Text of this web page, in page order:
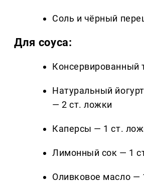
Соль и чёрный
Для соуса:
Консервированный
Натуральный
— 2 ст. ложки
Каперсы — 1 ст.
Лимонный сок — 1
Оливковое масло —